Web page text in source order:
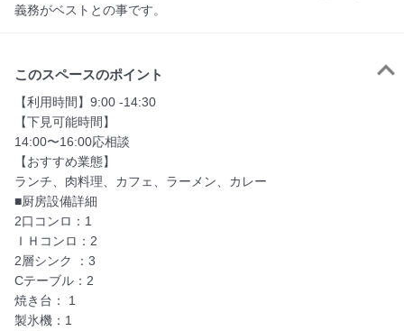
義務がベストとの事です。
このスペースのポイント
【利用時間】9:00 -14:30
【下見可能時間】
14:00〜16:00応相談
【おすすめ業態】
ランチ、肉料理、カフェ、ラーメン、カレー
■厨房設備詳細
2口コンロ：1
ＩＨコンロ：2
2層シンク ：3
Cテーブル：2
焼き台： 1
製氷機：1